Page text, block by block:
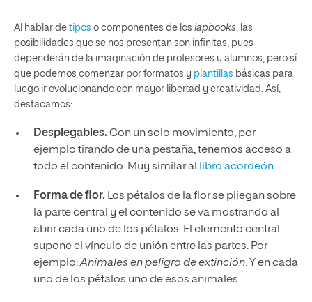
Al hablar de tipos o componentes de los lapbooks, las
posibilidades que se nos presentan son infinitas, pues
dependerán de la imaginación de profesores y alumnos, pero sí
que podemos comenzar por formatos y plantillas básicas para
luego ir evolucionando con mayor libertad y creatividad. Así,
destacamos:
Desplegables. Con un solo movimiento, por
ejemplo tirando de una pestaña, tenemos acceso a
todo el contenido. Muy similar al libro acordeón.
Forma de flor. Los pétalos de la flor se pliegan sobre
la parte central y el contenido se va mostrando al
abrir cada uno de los pétalos. El elemento central
supone el vínculo de unión entre las partes. Por
ejemplo:Animales en peligro de extinción. Y en cada
uno de los pétalos uno de esos animales.